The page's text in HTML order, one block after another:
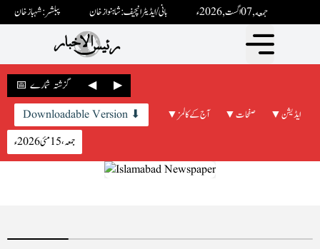
پبلشر: شہباز خان بانی / ایڈیٹرانچیف : شاہنواز خان جمعه ,07 اگست ,2026ء
📅 گزشتہ شمارے ◀
▶
Downloadable Version ⬇
▼ آج کے کالمز ▼ صفحات
▼ ایڈیشن
جمعہ، 15 مئی 2026ء